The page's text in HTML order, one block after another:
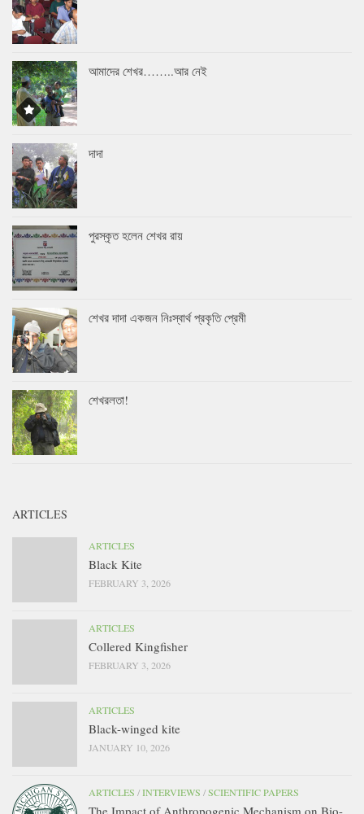
আমাদের শেখর……..আর নেই
দাদা
পুরস্কৃত হলেন শেখর রায়
শেখর দাদা একজন নিঃস্বার্থ প্রকৃতি প্রেমী
শেখরলতা!
ARTICLES
ARTICLES
Black Kite
FEBRUARY 3, 2026
ARTICLES
Collered Kingfisher
FEBRUARY 3, 2026
ARTICLES
Black-winged kite
JANUARY 10, 2026
ARTICLES /INTERVIEWS /SCIENTIFIC PAPERS
The Impact of Anthropogenic Mechanism on Bio-